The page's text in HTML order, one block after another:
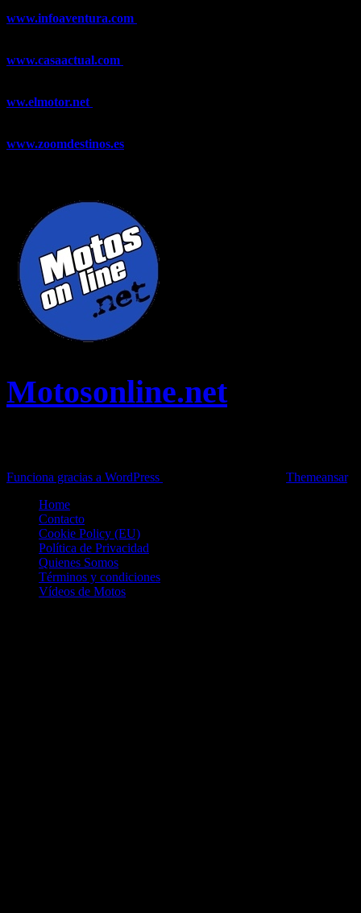
www.infoaventura.com
www.casaactual.com
ww.elmotor.net
www.zoomdestinos.es
Motosonline.net
Funciona gracias a WordPress
Themeansar.
Home
Contacto
Cookie Policy (EU)
Política de Privacidad
Quienes Somos
Términos y condiciones
Vídeos de Motos